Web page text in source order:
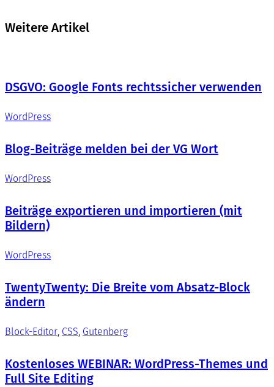
Weitere Artikel
DSGVO: Google Fonts rechtssicher verwenden
WordPress
Blog-Beiträge melden bei der VG Wort
WordPress
Beiträge exportieren und importieren (mit
Bildern)
WordPress
TwentyTwenty: Die Breite vom Absatz-Block
ändern
Block-Editor CSS Gutenberg
Kostenloses WEBINAR: WordPress-Themes und
Full Site Editing